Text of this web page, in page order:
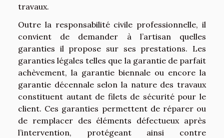
travaux.
Outre la responsabilité civile professionnelle, il
convient de demander à l’artisan quelles
garanties il propose sur ses prestations. Les
garanties légales telles que la garantie de parfait
achèvement, la garantie biennale ou encore la
garantie décennale selon la nature des travaux
constituent autant de filets de sécurité pour le
client. Ces garanties permettent de réparer ou
de remplacer des éléments défectueux après
l’intervention, protégeant ainsi contre